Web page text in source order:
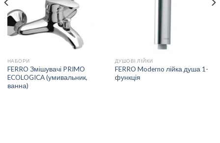
БАЖАНЬ
НАБОРИ
FERRO Змішувачі PRIMO
ECOLOGICA (умивальник,
ванна)
ДУШОВІ ЛІЙКИ
FERRO Moderno лійка душа 1-
функція